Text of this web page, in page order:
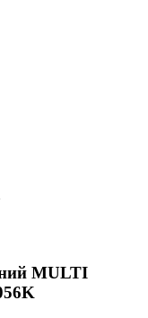
MULTI